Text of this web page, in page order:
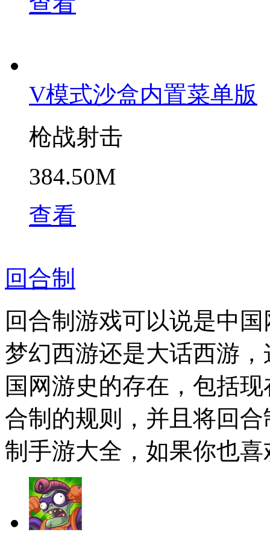
V模式沙盒内置菜单版
枪战射击
384.50M
查看
回合制
回合制游戏可以说是中
梦幻西游还是大话西游
国网游史的存在，包括
合制的规则，并且将回
制手游大全，如果你也